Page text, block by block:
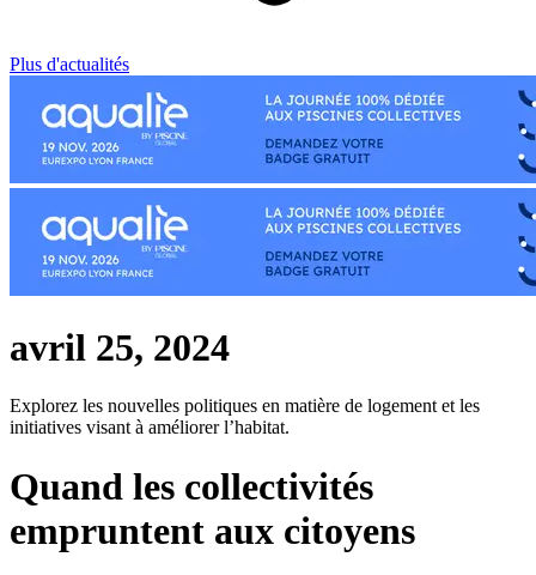
Plus d'actualités
avril 25, 2024
Explorez les nouvelles politiques en matière de logement et les
initiatives visant à améliorer l’habitat.
Quand les collectivités
empruntent aux citoyens